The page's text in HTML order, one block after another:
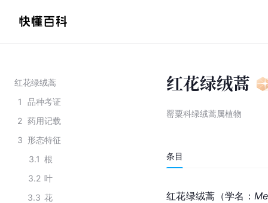
红花绿绒蒿
1
品种考证
2 药用记载
3 形态特征
3.1 根
3.2 叶
3.3 花
红花绿绒蒿
罂粟科绿绒蒿属植物
条目
红花绿绒蒿（学名：